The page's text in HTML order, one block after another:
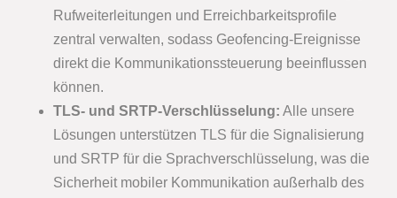
Rufweiterleitungen und Erreichbarkeitsprofile
zentral verwalten, sodass Geofencing-Ereignisse
direkt die Kommunikationssteuerung beeinflussen
können.
TLS- und SRTP-Verschlüsselung: Alle unsere
Lösungen unterstützen TLS für die Signalisierung
und SRTP für die Sprachverschlüsselung, was die
Sicherheit mobiler Kommunikation außerhalb des